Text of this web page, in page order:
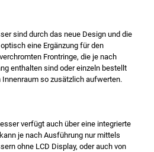
sind durch das neue Design und die
eine Ergänzung für den
Frontringe, die je nach
enthalten sind oder einzeln bestellt
so zusätzlich aufwerten.
verfügt auch über eine integrierte
je nach Ausführung nur mittels
ohne LCD Display, oder auch von